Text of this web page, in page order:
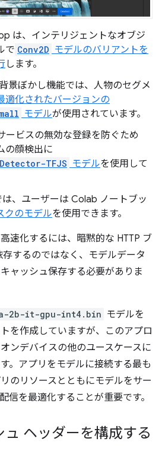
は、インテリジェントなオブジ
で Conv2D モデルのバリアントを
します。
景ぼかし機能では、人物のセグメ
適化されたバージョンの
モデルが使用されています。
ービスの無効な登録を防ぐため
の顔検出に
TFJS モデルを使用して
、ユーザーは Colab ノートブッ
クのモデルを使用できます。
速化するには、暗黙的な HTTP ブ
するのではなく、モデルデータ
ャッシュ保存する必要がありま
2b-it-gpu-int4.bin モデルを
を作成していますが、このアプロ
ンデバイスの他のユースケースに
。アプリをモデルに接続する最も
のリソースとともにモデルをサー
信を最適化することが重要です。
ヘッダーを構成する